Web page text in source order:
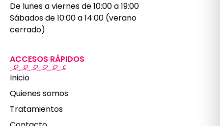
De lunes a viernes de 10:00 a 19:00
Sábados de 10:00 a 14:00 (verano
cerrado)
ACCESOS RÁPIDOS
Inicio
Quienes somos
Tratamientos